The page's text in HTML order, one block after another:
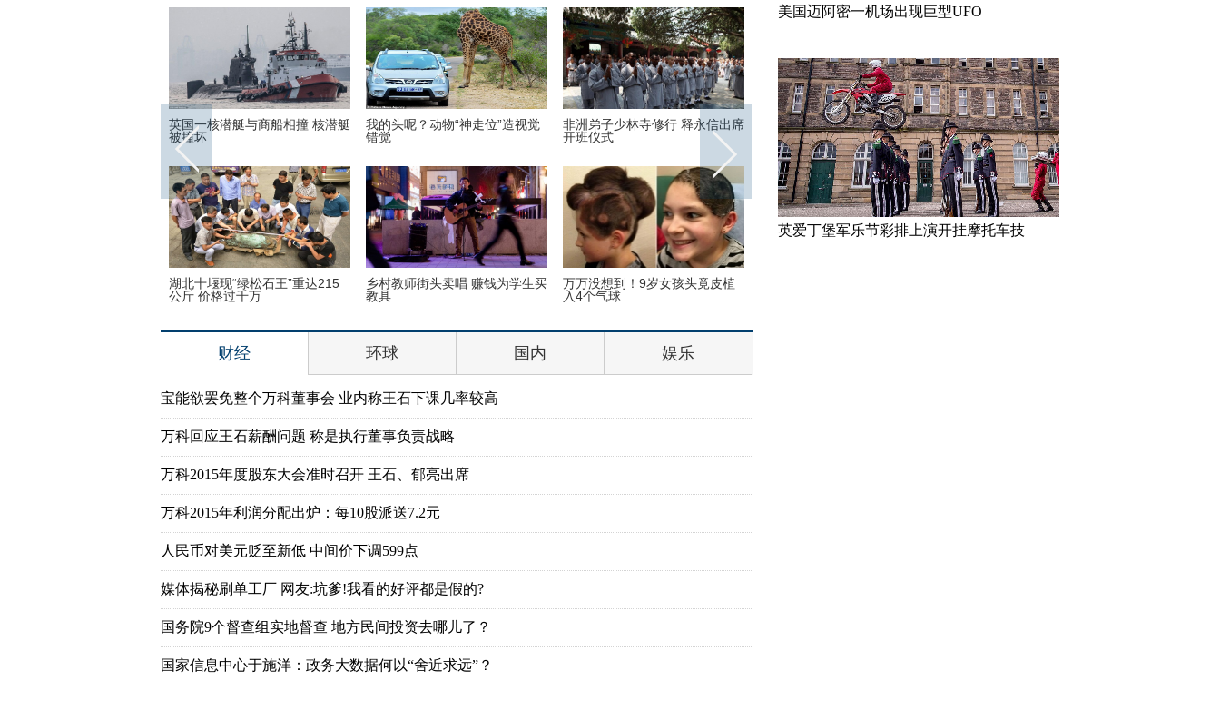
美国迈阿密一机场出现巨型UFO 高墙之内：探访泰国重刑犯监狱
英国一核潜艇与商船相撞 核潜艇
被撞坏
我的头呢？动物“神走位”造视觉
错觉
非洲弟子少林寺修行 释永信出席
开班仪式
湖北十堰现“绿松石王”重达215
公斤 价格过千万
乡村教师街头卖唱 赚钱为学生买
教具
万万没想到！9岁女孩头竟皮植
入4个气球
财经 环球 国内 娱乐
宝能欲罢免整个万科董事会 业内称王石下课几率较高
万科回应王石薪酬问题 称是执行董事负责战略
万科2015年度股东大会准时召开 王石、郁亮出席
万科2015年利润分配出炉：每10股派送7.2元
人民币对美元贬至新低 中间价下调599点
媒体揭秘刷单工厂 网友:坑爹!我看的好评都是假的?
国务院9个督查组实地督查 地方民间投资去哪儿了？
国家信息中心于施洋：政务大数据何以“舍近求远”？
美国迈阿密一机场出现巨型UFO
英爱丁堡军乐节彩排上演开挂摩托车技